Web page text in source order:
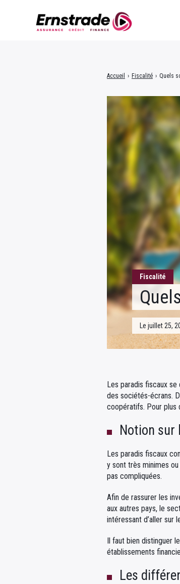
Fiscalité
Le juillet 25,
Accueil › Fiscalité › Quels
Les paradis fiscaux
des sociétés-écrans.
coopératifs. Pour plus
Notion sur
Les paradis fiscaux
y sont très minimes
pas compliquées.
Afin de rassurer les
aux autres pays, le
intéressant d’aller sur
Il faut bien distinguer
établissements
Les